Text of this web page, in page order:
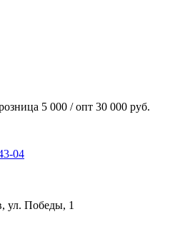
5 000 / опт 30 000 руб.
04
ул. Победы, 1